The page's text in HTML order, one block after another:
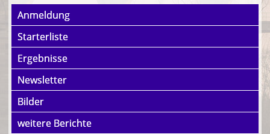
Anmeldung
Starterliste
Ergebnisse
Newsletter
Bilder
weitere Berichte